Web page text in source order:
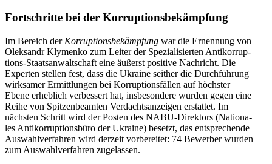
Fort­schritte bei der Korruptionsbekämpfung
Im Bereich der Kor­rup­ti­ons­be­kämp­fung war die Ernen­nung von
Olek­sandr Kly­menko zum Leiter der Spe­zia­li­sier­ten Anti­kor­rup­
ti­ons-Staats­an­walt­schaft eine äußerst posi­tive Nach­richt. Die
Exper­ten stellen fest, dass die Ukraine seither die Durch­füh­rung
wirk­sa­mer Ermitt­lun­gen bei Kor­rup­ti­ons­fäl­len auf höchs­ter
Ebene erheb­lich ver­bes­sert hat, ins­be­son­dere wurden gegen eine
Reihe von Spit­zen­be­am­ten Ver­dachts­an­zei­gen erstat­tet. Im
nächs­ten Schritt wird der Posten des NABU-Direk­tors (Natio­na­
les Anti­kor­rup­ti­ons­büro der Ukraine) besetzt, das ent­spre­chende
Aus­wahl­ver­fah­ren wird derzeit vor­be­rei­tet: 74 Bewer­ber wurden
zum Aus­wahl­ver­fah­ren zugelassen.